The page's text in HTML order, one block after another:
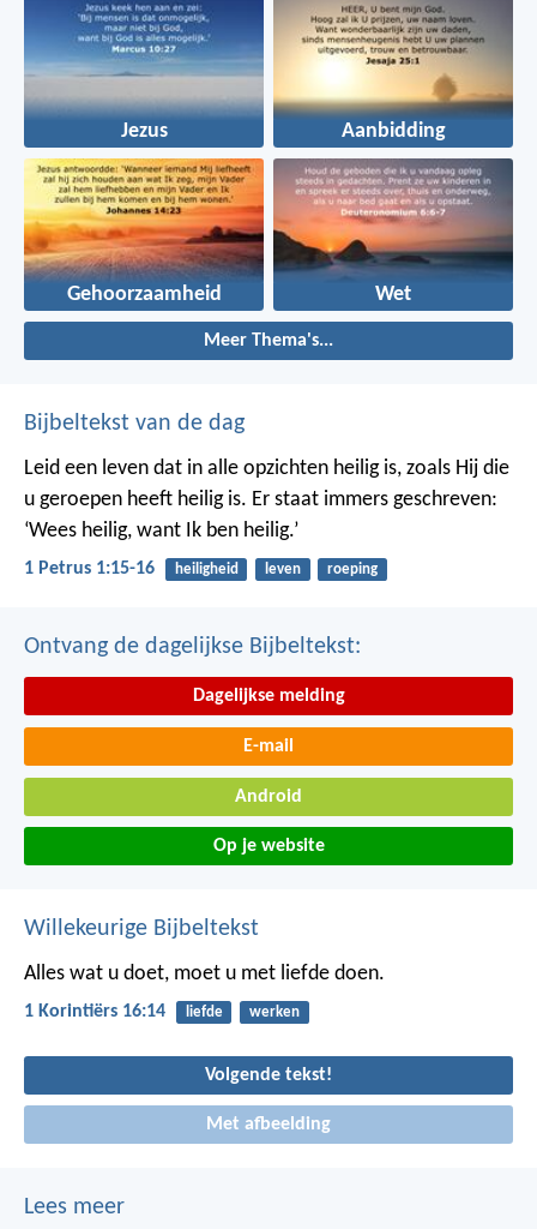
Jezus Aanbidding
Gehoorzaamheid Wet
Meer Thema's...
Bijbeltekst van de dag
Leid een leven dat in alle opzichten heilig is, zoals Hij die
u geroepen heeft heilig is. Er staat immers geschreven:
‘Wees heilig, want Ik ben heilig.’
1 Petrus 1:15-16 heiligheid leven roeping
Ontvang de dagelijkse Bijbeltekst:
Dagelijkse melding
E-mail
Android
Op je website
Willekeurige Bijbeltekst
Alles wat u doet, moet u met liefde doen.
1 Korintiërs 16:14 liefde werken
Volgende tekst!
Met afbeelding
Lees meer